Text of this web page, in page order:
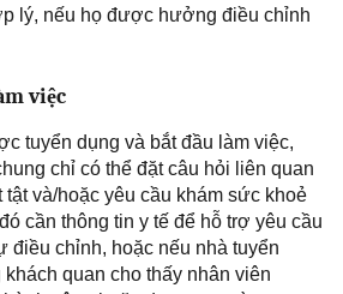
lý, nếu họ được hưởng điều chỉnh
việc
tuyển dụng và bắt đầu làm việc,
chỉ có thể đặt câu hỏi liên quan
tật và/hoặc yêu cầu khám sức khoẻ
cần thông tin y tế để hỗ trợ yêu cầu
điều chỉnh, hoặc nếu nhà tuyển
quan cho thấy nhân viên